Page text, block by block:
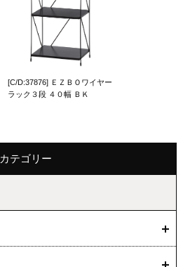
[C/D:37876] ＥＺＢＯワイヤー
ラック３段 ４０幅 ＢＫ
カテゴリー